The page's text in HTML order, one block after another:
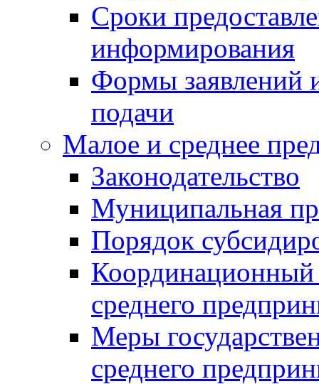
Сроки
информирования
Формы заявлений
подачи
Малое и среднее
Законодательство
Муниципальная
Порядок
Координационный
среднего
Меры
среднего